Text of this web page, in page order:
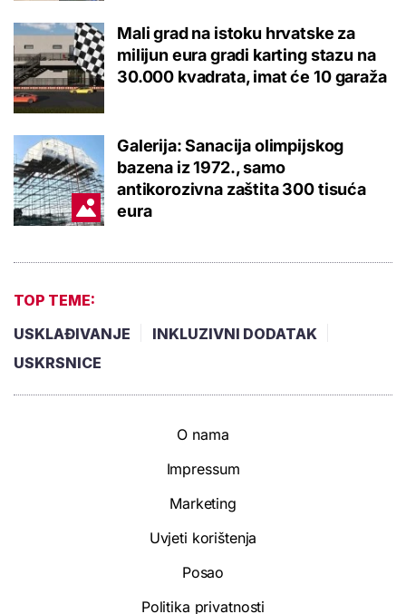
Mali grad na istoku hrvatske za
milijun eura gradi karting stazu na
30.000 kvadrata, imat će 10 garaža
Galerija: Sanacija olimpijskog
bazena iz 1972., samo
antikorozivna zaštita 300 tisuća
eura
TOP TEME:
USKLAĐIVANJE
INKLUZIVNI DODATAK
USKRSNICE
O nama
Impressum
Marketing
Uvjeti korištenja
Posao
Politika privatnosti